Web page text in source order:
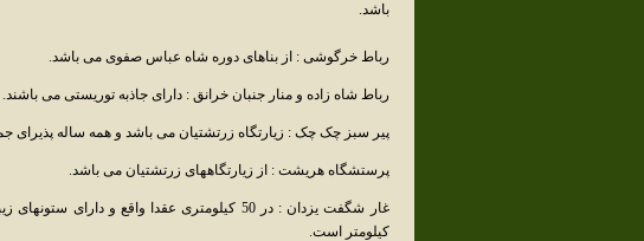
باشد.
رباط خرگوشی : از بناهای دوره شاه عباس صفوی می باشد.
رباط شاه زاده و منار جنبان خرانق : دارای جاذبه توریستی می باشند.
پیر سبز چک چک : زیارتگاه زرتشتیان می باشد و همه ساله پذیرای
پرستشگاه هریشت : از زیارتگاههای زرتشتیان می باشد.
کیلومتر است.